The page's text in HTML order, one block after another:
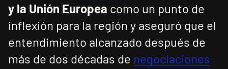
y la Unión Europea como un punto de
inflexión para la región y aseguró que el
entendimiento alcanzado después de
más de dos décadas de negociaciones